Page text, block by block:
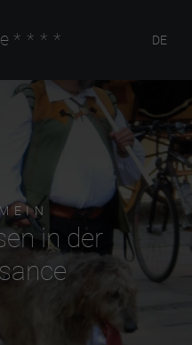
**** DE
in der